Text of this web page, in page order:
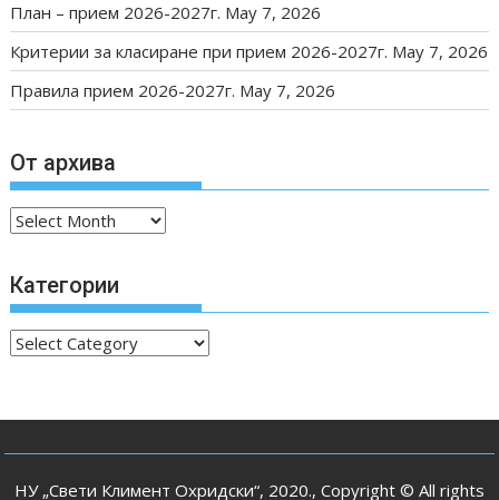
План – прием 2026-2027г. May 7, 2026
Критерии за класиране при прием 2026-2027г. May 7, 2026
Правила прием 2026-2027г. May 7, 2026
От архива
От
Категории
Категории
НУ „Свети Климент Охридски“, 2020., Copyright © All rights